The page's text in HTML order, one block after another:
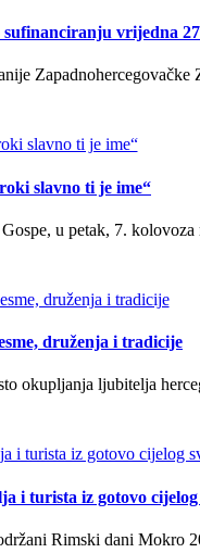
vrijedna
slavno ti je ime“
u petak, 7. kolovoza
druženja i tradicije
okupljanja ljubitelja
i turista iz gotovo cijelog
Rimski dani Mokro